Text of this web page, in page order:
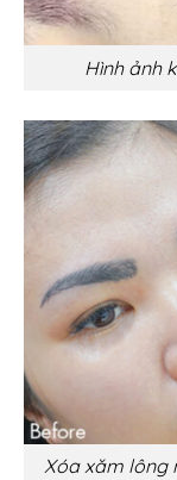
Hình ảnh
Xóa xăm lông